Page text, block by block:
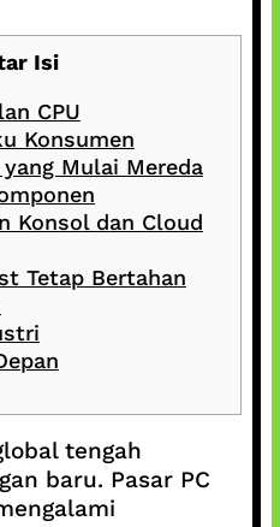
Isi
CPU
Konsumen
Mulai Mereda
Konsol dan Cloud
Tetap Bertahan
tengah
baru. Pasar PC